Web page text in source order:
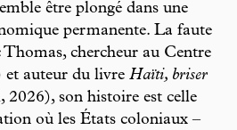
être plongé dans une
permanente. La faute
chercheur au Centre
auteur du livre Haïti, briser
2026), son histoire est celle
où les États coloniaux –